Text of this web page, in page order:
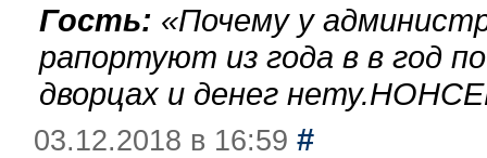
Гость: «Почему у
рапортуют из года в в год
дворцах и денег
03.12.2018 в 16:59 #